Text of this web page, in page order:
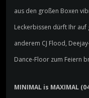
aus den großen Boxen
Leckerbissen dürft Ihr auf
anderem CJ Flood,
Dance-Floor zum Feiern
MINIMAL is MAXIMAL